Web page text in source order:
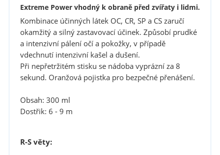
Extreme Power vhodný k obraně před zvířaty i lidmi.
Kombinace účinných látek OC, CR, SP a CS zaručí
okamžitý a silný zastavovací účinek. Způsobí prudké
a intenzivní pálení očí a pokožky, v případě
vdechnutí intenzivní kašel a dušení.
Při nepřetržitém stisku se nádoba vyprázní za 8
sekund. Oranžová pojistka pro bezpečné přenášení.
Obsah: 300 ml
Dostřik: 6 - 9 m
R-S věty: